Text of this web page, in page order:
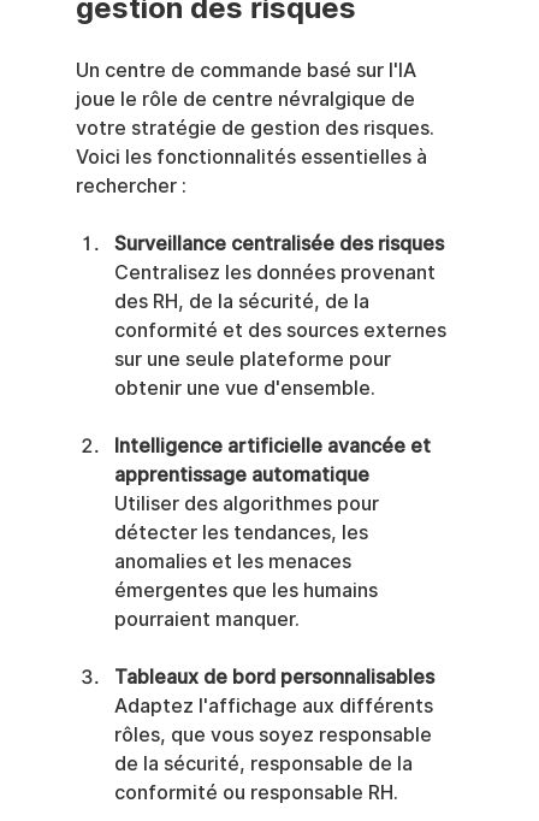
gestion des risques
Un centre de commande basé sur l'IA
joue le rôle de centre névralgique de
votre stratégie de gestion des risques.
Voici les fonctionnalités essentielles à
rechercher :
Surveillance centralisée des risques
Centralisez les données provenant
des RH, de la sécurité, de la
conformité et des sources externes
sur une seule plateforme pour
obtenir une vue d'ensemble.
Intelligence artificielle avancée et
apprentissage automatique
Utiliser des algorithmes pour
détecter les tendances, les
anomalies et les menaces
émergentes que les humains
pourraient manquer.
Tableaux de bord personnalisables
Adaptez l'affichage aux différents
rôles, que vous soyez responsable
de la sécurité, responsable de la
conformité ou responsable RH.